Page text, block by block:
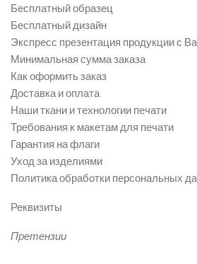
Бесплатный образец
Бесплатный дизайн
Экспресс презентация продукции с
Минимальная сумма заказа
Как оформить заказ
Доставка и оплата
Наши ткани и технологии печати
Требования к макетам для печати
Гарантия на флаги
Уход за изделиями
Политика обработки персональных
Реквизиты
Претензии